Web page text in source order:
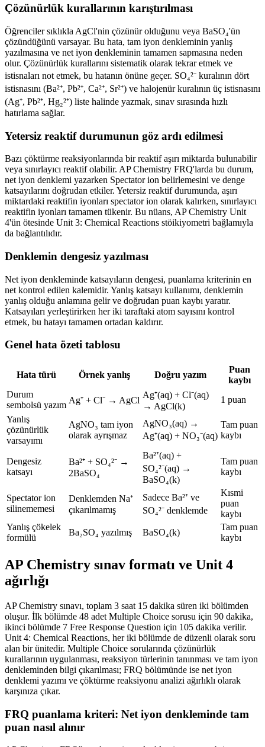
Çözünürlük kurallarının karıştırılması
Öğrenciler sıklıkla AgCl'nin çözünür olduğunu veya BaSO₄'ün
çözündüğünü varsayar. Bu hata, tam iyon denkleminin yanlış
yazılmasına ve net iyon denkleminin tamamen sapmasına neden
olur. Çözünürlük kurallarını sistematik olarak tekrar etmek ve
istisnaları not etmek, bu hatanın önüne geçer. SO₄²⁻ kuralının dört
istisnasını (Ba²⁺, Pb²⁺, Ca²⁺, Sr²⁺) ve halojenür kuralının üç istisnasını
(Ag⁺, Pb²⁺, Hg₂²⁺) liste halinde yazmak, sınav sırasında hızlı
hatırlama sağlar.
Yetersiz reaktif durumunun göz ardı edilmesi
Bazı çöktürme reaksiyonlarında bir reaktif aşırı miktarda bulunabilir
veya sınırlayıcı reaktif olabilir. AP Chemistry FRQ'larda bu durum,
net iyon denklemi yazarken Spectator ion belirlemesini ve denge
katsayılarını doğrudan etkiler. Yetersiz reaktif durumunda, aşırı
miktardaki reaktifin iyonları spectator ion olarak kalırken, sınırlayıcı
reaktifin iyonları tamamen tükenir. Bu nüans, AP Chemistry Unit
4'ün ötesinde Unit 3: Chemical Reactions stöikiyometri bağlamıyla
da bağlantılıdır.
Denklemin dengesiz yazılması
Net iyon denkleminde katsayıların dengesi, puanlama kriterinin en
net kontrol edilen kalemidir. Yanlış katsayı kullanımı, denklemin
yanlış olduğu anlamına gelir ve doğrudan puan kaybı yaratır.
Katsayıları yerleştirirken her iki taraftaki atom sayısını kontrol
etmek, bu hatayı tamamen ortadan kaldırır.
Genel hata özeti tablosu
Hata türü Örnek yanlış Doğru yazım
Puan
kaybı
Durum
sembolsü yazım Ag⁺ + Cl⁻ → AgCl
Ag⁺(aq) + Cl⁻(aq)
→ AgCl(k)
1 puan
Yanlış
çözünürlük
varsayımı
AgNO₃ tam iyon
olarak ayrışmaz
AgNO₃(aq) →
Ag⁺(aq) + NO₃⁻(aq)
Tam puan
kaybı
Dengesiz
katsayı
Ba²⁺ + SO₄²⁻ →
2BaSO₄
Ba²⁺(aq) +
SO₄²⁻(aq) →
BaSO₄(k)
Tam puan
kaybı
Spectator ion
silinememesi
Denklemden Na⁺
çıkarılmamış
Sadece Ba²⁺ ve
SO₄²⁻ denklemde
Kısmi
puan
kaybı
Yanlış çökelek
formülü
Ba₂SO₄ yazılmış BaSO₄(k)
Tam puan
kaybı
AP Chemistry sınav formatı ve Unit 4
ağırlığı
AP Chemistry sınavı, toplam 3 saat 15 dakika süren iki bölümden
oluşur. İlk bölümde 48 adet Multiple Choice sorusu için 90 dakika,
ikinci bölümde 7 Free Response Question için 105 dakika verilir.
Unit 4: Chemical Reactions, her iki bölümde de düzenli olarak soru
alan bir ünitedir. Multiple Choice sorularında çözünürlük
kurallarının uygulanması, reaksiyon türlerinin tanınması ve tam iyon
denkleminden bilgi çıkarılması; FRQ bölümünde ise net iyon
denklemi yazımı ve çöktürme reaksiyonu analizi ağırlıklı olarak
karşınıza çıkar.
FRQ puanlama kriteri: Net iyon denkleminde tam
puan nasıl alınır